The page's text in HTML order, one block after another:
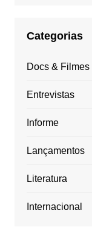
Categorias
Docs & Filmes
Entrevistas
Informe
Lançamentos
Literatura
Internacional